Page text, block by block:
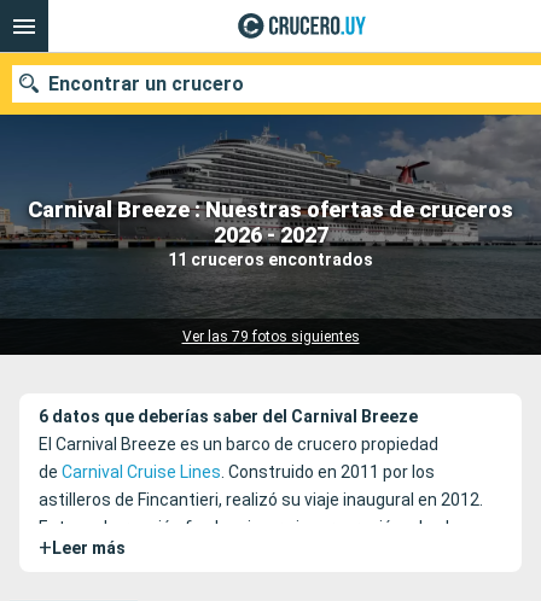
Carnival Breeze : Nuestras ofertas de cruceros
2026 - 2027
11 cruceros encontrados
Ver las 79 fotos siguientes
Encontrar un crucero
Nuestros destinos
Fecha de salida
6 datos que deberías saber del Carnival Breeze
El Carnival Breeze es un barco de crucero propiedad
de Carnival Cruise Lines. Construido en 2011 por los
astilleros de Fincantieri, realizó su viaje inaugural en 2012.
Esta embarcación fue la primera incorporación a la clase
"Dream" de Carnival Cruise Line.
+ Leer más